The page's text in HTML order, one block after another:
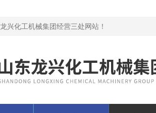
兴化工机械集团经营三处网站！